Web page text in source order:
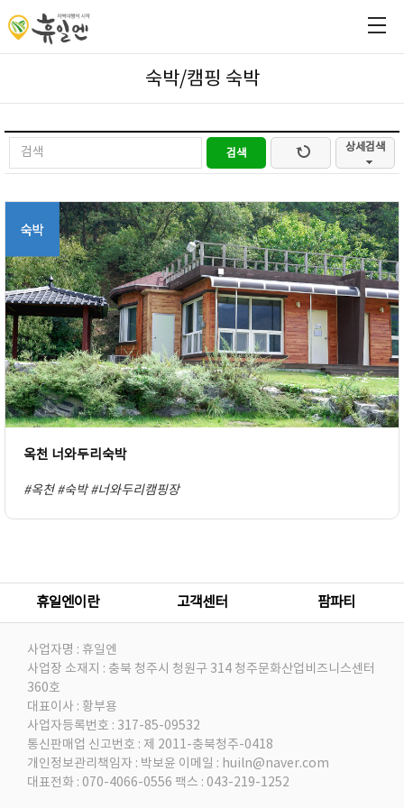
숙박/캠핑 숙박
상세검색
옥천 너와두리숙박
#옥천 #숙박 #너와두리캠핑장
휴일엔이란 고객센터 팜파티
사업자명 : 휴일엔
사업장 소재지 : 충북 청주시 청원구 314 청주문화산업비즈니스센터
360호
대표이사 : 황부용
사업자등록번호 : 317-85-09532
통신판매업 신고번호 : 제 2011-충북청주-0418
개인정보관리책임자 : 박보윤 이메일 : huiln@naver.com
대표전화 : 070-4066-0556 팩스 : 043-219-1252